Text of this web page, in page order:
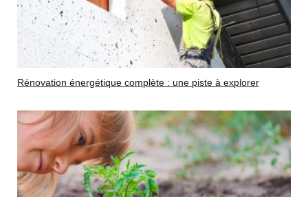
Rénovation énergétique complète : une piste à explorer